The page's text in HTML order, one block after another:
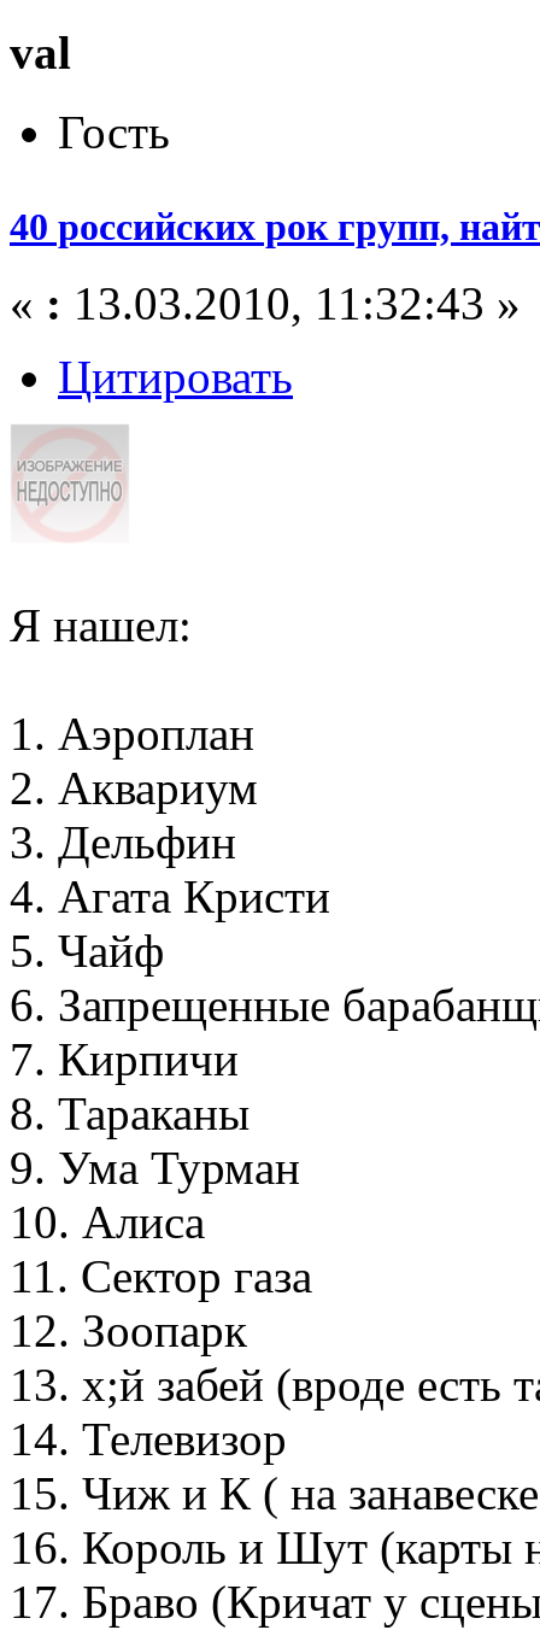
val
Гость
40 российских рок групп,
« : 13.03.2010, 11:32:43 »
Цитировать
Я нашел:
1. Аэроплан
2. Аквариум
3. Дельфин
4. Агата Кристи
5. Чайф
6. Запрещенные
7. Кирпичи
8. Тараканы
9. Ума Турман
10. Алиса
11. Сектор газа
12. Зоопарк
13. х;й забей (вроде есть
14. Телевизор
15. Чиж и К ( на
16. Король и Шут (карты
17. Браво (Кричат у